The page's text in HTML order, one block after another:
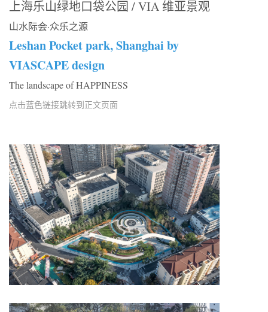
上海乐山绿地口袋公园 / VIA 维亚景观
山水际会·众乐之源
Leshan Pocket park, Shanghai by
VIASCAPE design
The landscape of HAPPINESS
点击蓝色链接跳转到正文页面